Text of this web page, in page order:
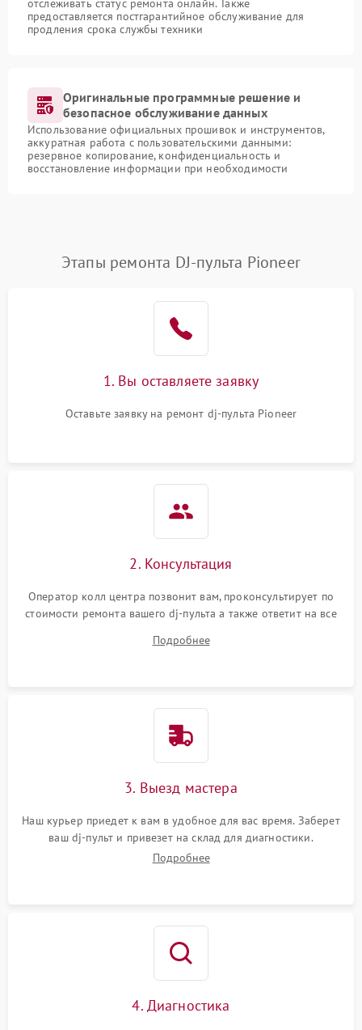
отслеживать статус ремонта онлайн. Также
предоставляется постгарантийное обслуживание для
продления срока службы техники
Оригинальные программные решение и
безопасное обслуживание данных
Использование официальных прошивок и инструментов,
аккуратная работа с пользовательскими данными:
резервное копирование, конфиденциальность и
восстановление информации при необходимости
Этапы ремонта DJ-пульта Pioneer
1. Вы оставляете заявку
Оставьте заявку на ремонт dj-пульта Pioneer
2. Консультация
Оператор колл центра позвонит вам, проконсультирует по
стоимости ремонта вашего dj-пульта а также ответит на все
Подробнее
3. Выезд мастера
Наш курьер приедет к вам в удобное для вас время. Заберет
ваш dj-пульт и привезет на склад для диагностики.
Подробнее
4. Диагностика